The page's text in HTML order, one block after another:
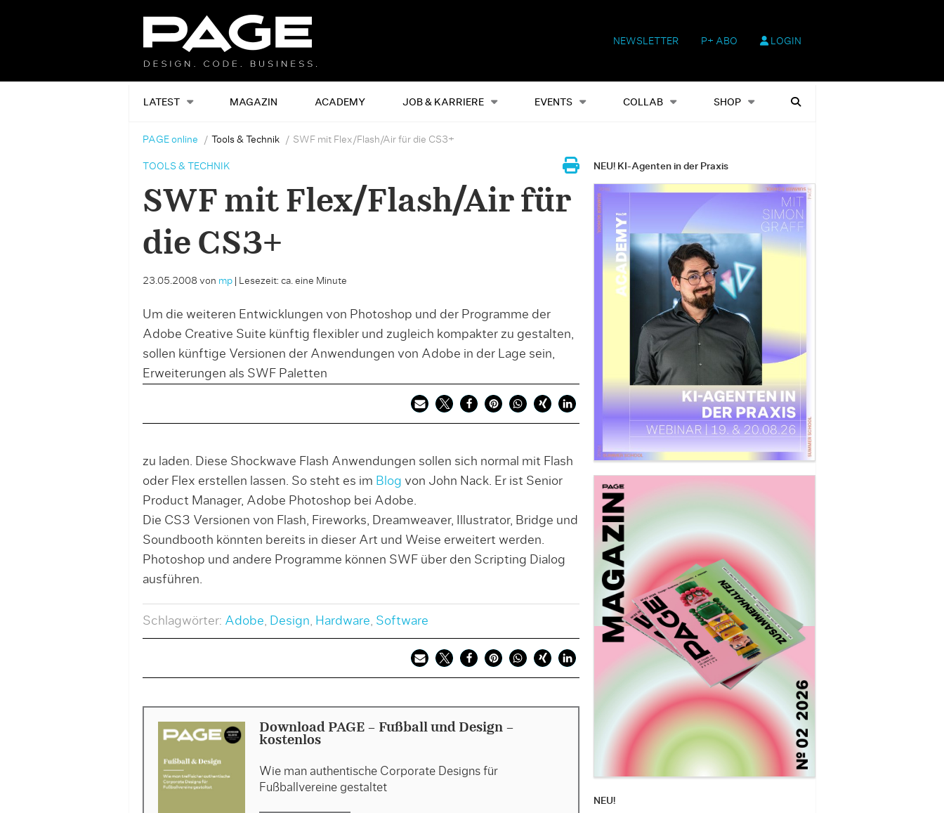
NEWSLETTER P+ ABO LOGIN
LATEST MAGAZIN ACADEMY JOB & KARRIERE EVENTS COLLAB SHOP
Alles Events Shop Heftausgaben Suchen
PAGE online Tools & Technik SWF mit Flex/Flash/Air für die CS3+
TOOLS & TECHNIK
SWF mit Flex/Flash/Air für
die CS3+
23.05.2008 von mp| Lesezeit: ca. eine Minute
Um die weiteren Entwicklungen von Photoshop und der Programme der
Adobe Creative Suite künftig flexibler und zugleich kompakter zu gestalten,
sollen künftige Versionen der Anwendungen von Adobe in der Lage sein,
Erweiterungen als SWF Paletten
zu laden. Diese Shockwave Flash Anwendungen sollen sich normal mit Flash
oder Flex erstellen lassen. So steht es im Blog von John Nack. Er ist Senior
Product Manager, Adobe Photoshop bei Adobe.
Die CS3 Versionen von Flash, Fireworks, Dreamweaver, Illustrator, Bridge und
Soundbooth könnten bereits in dieser Art und Weise erweitert werden.
Photoshop und andere Programme können SWF über den Scripting Dialog
ausführen.
Schlagwörter: Adobe, Design, Hardware, Software
Download PAGE - Fußball und Design -
kostenlos
Wie man authentische Corporate Designs für
Fußballvereine gestaltet
NEU! KI-Agenten in der Praxis
NEU!